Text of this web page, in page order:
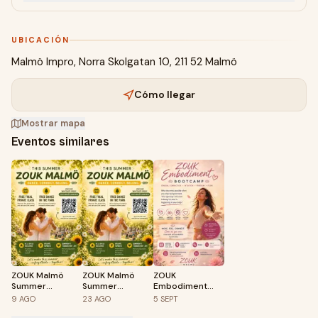
UBICACIÓN
Malmö Impro, Norra Skolgatan 10, 211 52 Malmö
Cómo llegar
Mostrar mapa
Eventos similares
ZOUK Malmö
Summer
Community -
9 AGO
ZOUK Malmö
Summer
Community -
23 AGO
ZOUK
Embodiment
Bootcamp • The
5 SEPT